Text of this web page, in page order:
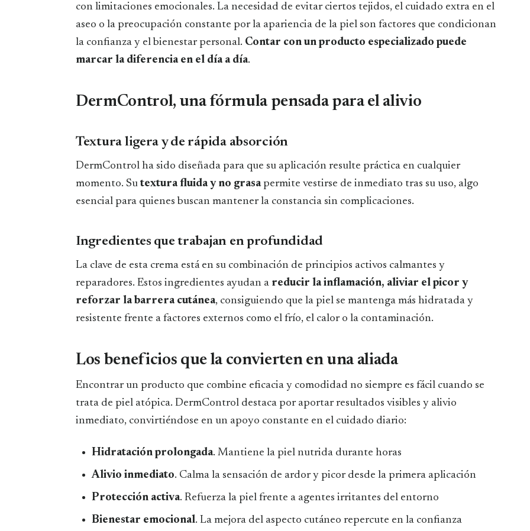
con limitaciones emocionales. La necesidad de evitar ciertos tejidos, el cuidado extra en el
aseo o la preocupación constante por la apariencia de la piel son factores que condicionan
la confianza y el bienestar personal. Contar con un producto especializado puede
marcar la diferencia en el día a día.
DermControl, una fórmula pensada para el alivio
Textura ligera y de rápida absorción
DermControl ha sido diseñada para que su aplicación resulte práctica en cualquier
momento. Sutextura fluida y no grasapermite vestirse de inmediato tras su uso, algo
esencial para quienes buscan mantener la constancia sin complicaciones.
Ingredientes que trabajan en profundidad
La clave de esta crema está en su combinación de principios activos calmantes y
reparadores. Estos ingredientes ayudan a reducir la inflamación, aliviar el picor y
reforzar la barrera cutánea, consiguiendo que la piel se mantenga más hidratada y
resistente frente a factores externos como el frío, el calor o la contaminación.
Los beneficios que la convierten en una aliada
Encontrar un producto que combine eficacia y comodidad no siempre es fácil cuando se
trata de piel atópica. DermControl destaca por aportar resultados visibles y alivio
inmediato, convirtiéndose en un apoyo constante en el cuidado diario:
Hidratación prolongada. Mantiene la piel nutrida durante horas
Alivio inmediato. Calma la sensación de ardor y picor desde la primera aplicación
Protección activa. Refuerza la piel frente a agentes irritantes del entorno
Bienestar emocional. La mejora del aspecto cutáneo repercute en la confianza